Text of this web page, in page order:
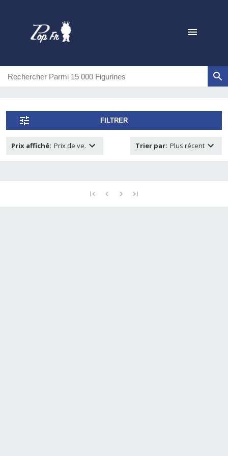
FILTRER
Prix affiché: Prix de ve. Trier par: Plus récent